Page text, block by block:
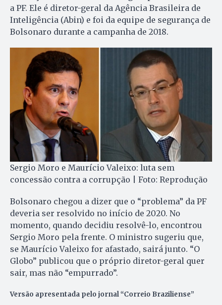
a PF. Ele é diretor-geral da Agência Brasileira de
Inteligência (Abin) e foi da equipe de segurança de
Bolsonaro durante a campanha de 2018.
Sergio Moro e Maurício Valeixo: luta sem
concessão contra a corrupção | Foto: Reprodução
Bolsonaro chegou a dizer que o “problema” da PF
deveria ser resolvido no início de 2020. No
momento, quando decidiu resolvê-lo, encontrou
Sergio Moro pela frente. O ministro sugeriu que,
se Maurício Valeixo for afastado, sairá junto. “O
Globo” publicou que o próprio diretor-geral quer
sair, mas não “empurrado”.
Versão apresentada pelo jornal “Correio Braziliense”